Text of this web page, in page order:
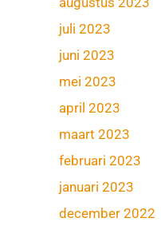
juli 2023
juni 2023
mei 2023
april 2023
maart 2023
februari 2023
januari 2023
december 2022